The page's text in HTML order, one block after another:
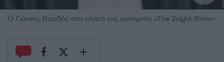
Ο Γιάννης Βαρδής στο πλατό της εκπομπής «The 2night Show»